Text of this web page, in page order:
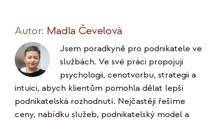
Autor: Madla Čevelová
Jsem poradkyně pro podnikatele ve
službách. Ve své práci propojuji
psychologii, cenotvorbu, strategii a
intuici, abych klientům pomohla dělat lepší
podnikatelská rozhodnutí. Nejčastěji řešíme
ceny, nabídku služeb, podnikatelský model a